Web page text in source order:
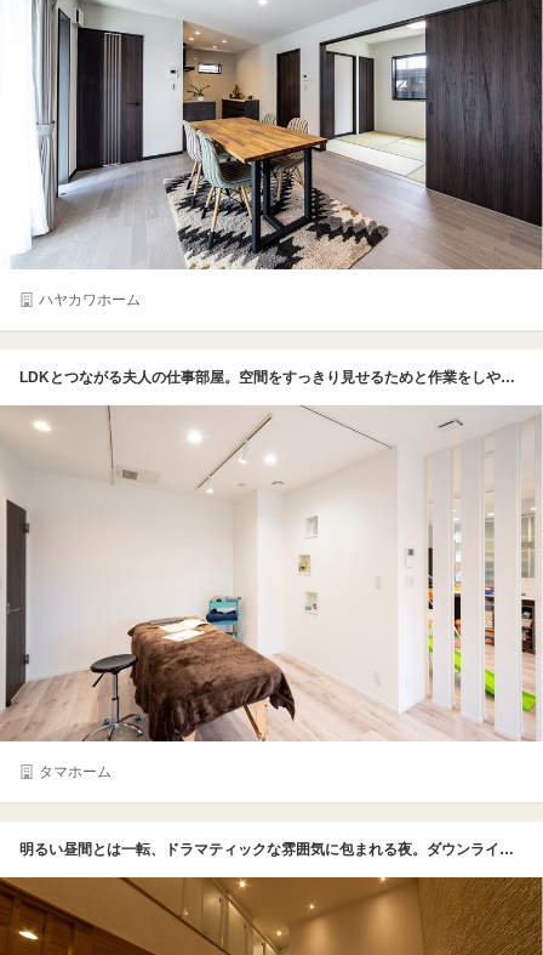
ハヤカワホーム
LDKとつながる夫人の仕事部屋。空間をすっきり見せるためと作業をしやすいようにダウンライトを採用した
タマホーム
明るい昼間とは一転、ドラマティックな雰囲気に包まれる夜。ダウンライトの灯りが漆喰壁に美しい陰影を描き出す。漆喰壁は見た目が美しいだけでなく消臭効果もてきめんで、焼肉をしてもニオイが残らずUさんも住み始めてビックリしたそう